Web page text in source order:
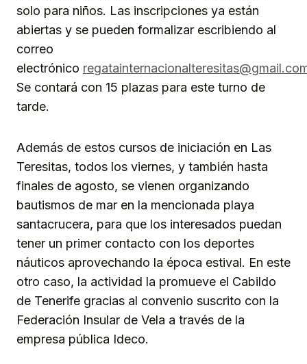
solo para niños. Las inscripciones ya están
abiertas y se pueden formalizar escribiendo al
correo
electrónico
Se contará con 15 plazas para este turno de
tarde.
Además de estos cursos de iniciación en Las
Teresitas, todos los viernes, y también hasta
finales de agosto, se vienen organizando
bautismos de mar en la mencionada playa
santacrucera, para que los interesados puedan
tener un primer contacto con los deportes
náuticos aprovechando la época estival. En este
otro caso, la actividad la promueve el Cabildo
de Tenerife gracias al convenio suscrito con la
Federación Insular de Vela a través de la
empresa pública Ideco.